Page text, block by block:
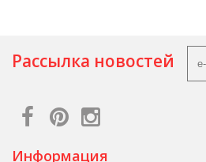
Рассылка новостей
Информация